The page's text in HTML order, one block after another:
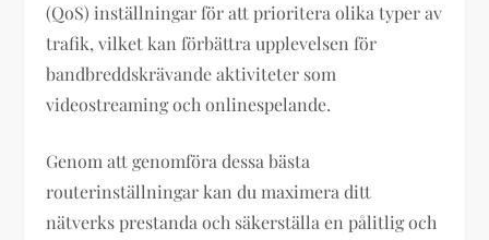
(QoS) inställningar för att prioritera olika typer av
trafik, vilket kan förbättra upplevelsen för
bandbreddskrävande aktiviteter som
videostreaming och onlinespelande.
Genom att genomföra dessa bästa
routerinställningar kan du maximera ditt
nätverks prestanda och säkerställa en pålitlig och